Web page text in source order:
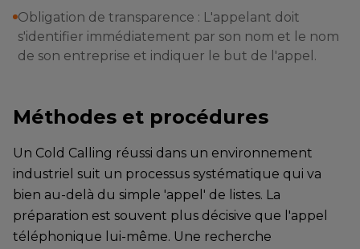
Obligation de transparence : L'appelant doit
s'identifier immédiatement par son nom et le nom
de son entreprise et indiquer le but de l'appel.
Méthodes et procédures
Un Cold Calling réussi dans un environnement
industriel suit un processus systématique qui va
bien au-delà du simple 'appel' de listes. La
préparation est souvent plus décisive que l'appel
téléphonique lui-même. Une recherche